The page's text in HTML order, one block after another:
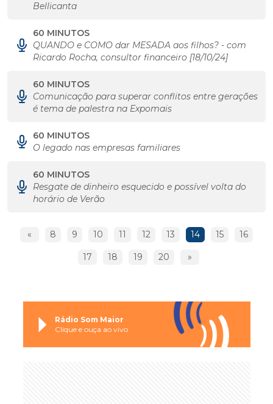
Bellicanta
60 MINUTOS
QUANDO e COMO dar MESADA aos filhos? - com
Ricardo Rocha, consultor financeiro [18/10/24]
60 MINUTOS
Comunicação para superar conflitos entre gerações
é tema de palestra na Expomais
60 MINUTOS
O legado nas empresas familiares
60 MINUTOS
Resgate de dinheiro esquecido e possível volta do
horário de Verão
« 8 9 10 11 12 13 14 15 16
17 18 19 20 »
Rádio Som Maior
Clique e ouça ao vivo